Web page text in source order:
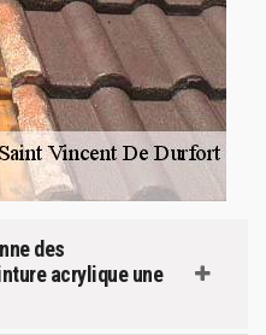
des
acrylique une